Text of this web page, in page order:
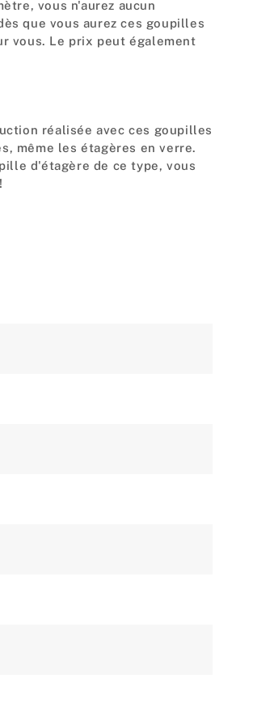
vous n'aurez aucun
que vous aurez ces goupilles
vous. Le prix peut également
réalisée avec ces goupilles
même les étagères en verre.
d'étagère de ce type, vous